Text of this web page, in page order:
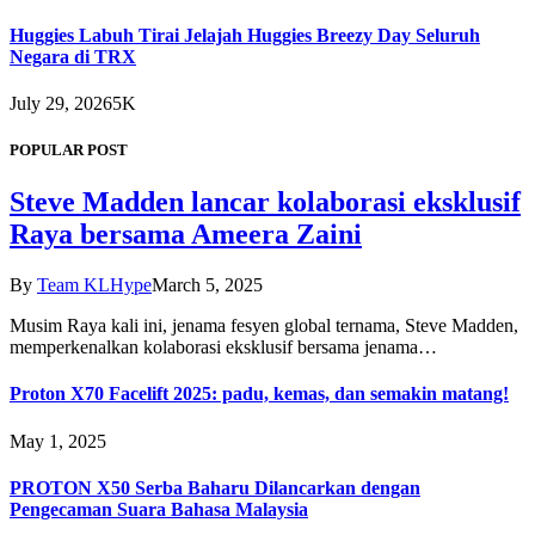
Huggies Labuh Tirai Jelajah Huggies Breezy Day Seluruh
Negara di TRX
July 29, 20265K
POPULAR POST
Steve Madden lancar kolaborasi eksklusif
Raya bersama Ameera Zaini
By Team KLHypeMarch 5, 2025
Musim Raya kali ini, jenama fesyen global ternama, Steve Madden,
memperkenalkan kolaborasi eksklusif bersama jenama…
Proton X70 Facelift 2025: padu, kemas, dan semakin matang!
May 1, 2025
PROTON X50 Serba Baharu Dilancarkan dengan
Pengecaman Suara Bahasa Malaysia